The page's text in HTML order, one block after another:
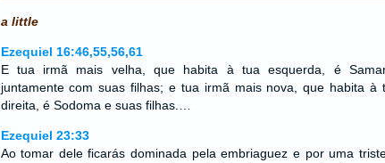
a little
Ezequiel 16:46,55,56,61
E tua irmã mais velha, que habita à tua esquerda, é
juntamente com suas filhas; e tua irmã mais nova, que habita à
direita, é Sodoma e suas filhas.…
Ezequiel 23:33
Ao tomar dele ficarás dominada pela embriaguez e por uma